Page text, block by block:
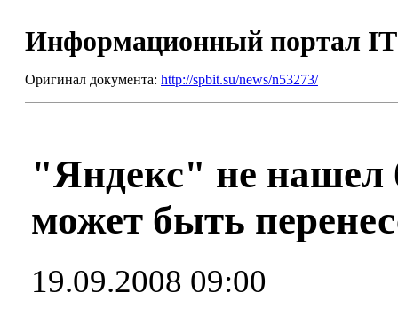
Информационный портал
Оригинал документа: http://spbit.su/news/n53273/
"Яндекс" не нашел
может быть
19.09.2008 09:00